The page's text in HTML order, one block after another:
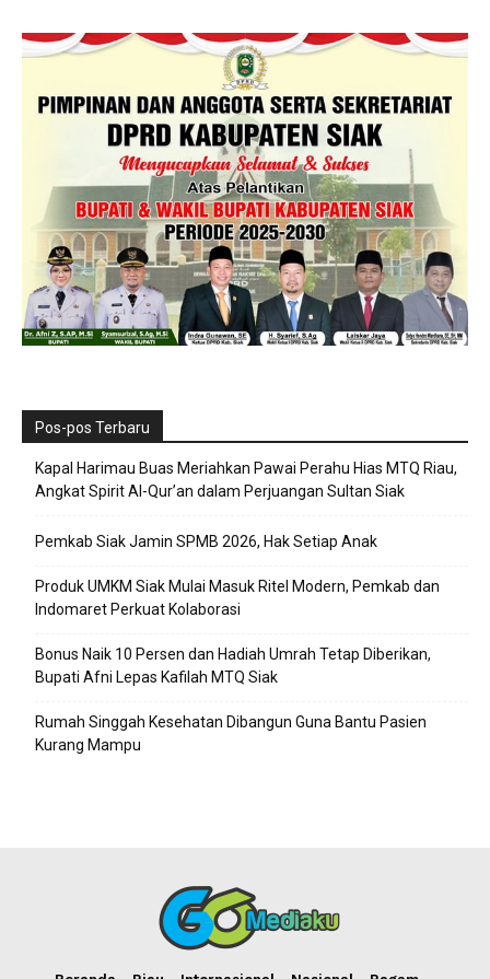
Pos-pos Terbaru
Kapal Harimau Buas Meriahkan Pawai Perahu Hias MTQ Riau,
Angkat Spirit Al-Qur’an dalam Perjuangan Sultan Siak
Pemkab Siak Jamin SPMB 2026, Hak Setiap Anak
Produk UMKM Siak Mulai Masuk Ritel Modern, Pemkab dan
Indomaret Perkuat Kolaborasi
Bonus Naik 10 Persen dan Hadiah Umrah Tetap Diberikan,
Bupati Afni Lepas Kafilah MTQ Siak
Rumah Singgah Kesehatan Dibangun Guna Bantu Pasien
Kurang Mampu